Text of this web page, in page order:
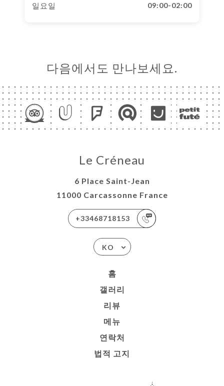
일요일 09:00-02:00
다음에서도 만나보세요.
Le Créneau
6 Place Saint-Jean
11000 Carcassonne France
+33468718153
KO
홈
갤러리
리뷰
메뉴
연락처
법적 고지